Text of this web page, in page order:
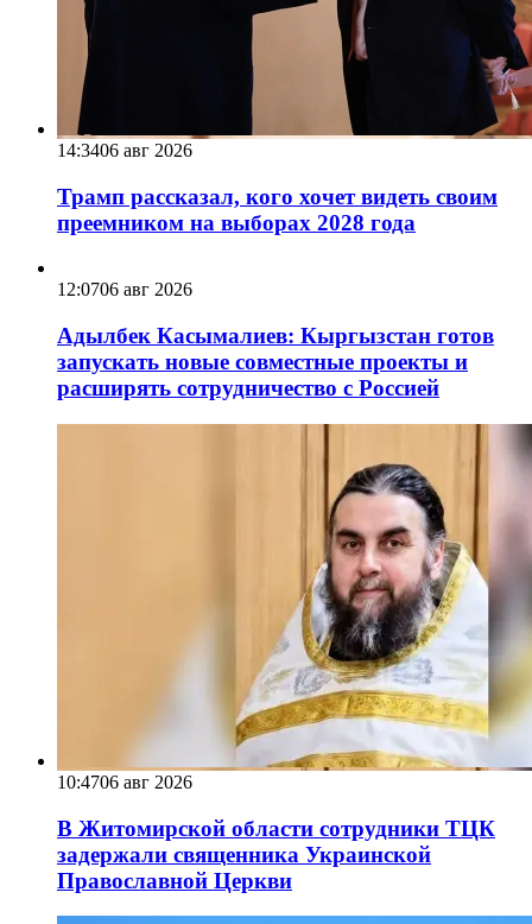
14:3406 авг 2026
Трамп рассказал, кого хочет видеть своим
преемником на выборах 2028 года
12:0706 авг 2026
Адылбек Касымалиев: Кыргызстан готов
запускать новые совместные проекты и
расширять сотрудничество с Россией
10:4706 авг 2026
В Житомирской области сотрудники ТЦК
задержали священника Украинской
Православной Церкви